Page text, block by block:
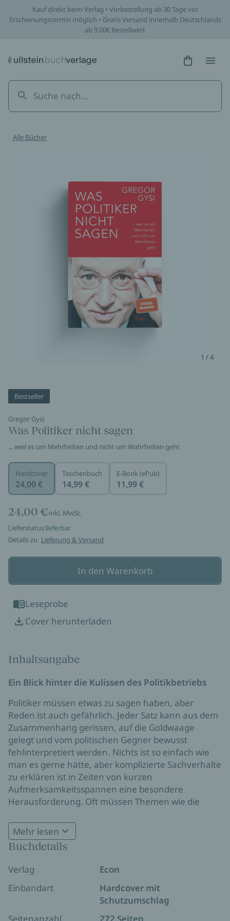
Kauf direkt beim Verlag • Vorbestellung ab 30 Tage vor
Erscheinungstermin möglich • Gratis Versand innerhalb Deutschlands
ab 9,00€ Bestellwert
Hidden
Alle Bücher
1 / 4
Bestseller
Gregor Gysi
Was Politiker nicht sagen
... weil es um Mehrheiten und nicht um Wahrheiten geht
Hardcover
24,00 €
Taschenbuch
14,99 €
E-Book (ePub)
11,99 €
24,00 €inkl. MwSt.
Lieferstatus:lieferbar
Details zu Lieferung & Versand
In den Warenkorb
Leseprobe
Cover herunterladen
Inhaltsangabe
Ein Blick hinter die Kulissen des Politikbetriebs
Politiker müssen etwas zu sagen haben, aber
Reden ist auch gefährlich. Jeder Satz kann aus dem
Zusammenhang gerissen, auf die Goldwaage
gelegt und vom politischen Gegner bewusst
fehlinterpretiert werden. Nichts ist so einfach wie
man es gerne hätte, aber komplizierte Sachverhalte
zu erklären ist in Zeiten von kurzen
Aufmerksamkeitsspannen eine besondere
Herausforderung. Oft müssen Themen wie die
»übersetzt« werden, um auf ihre Relevanz für
Bürgerinnen und Bürger hinzuweisen und damit ihr
Interesse zu wecken.
Wer in der Politik erfolgreich sein will, lernt früh das
zu sagen, was die Wählerinnen und Wähler
vermeintlich hören wollen. Und das können auch
Mehr lesen
Buchdetails
Verlag
Econ
Einbandart
Hardcover mit
Schutzumschlag